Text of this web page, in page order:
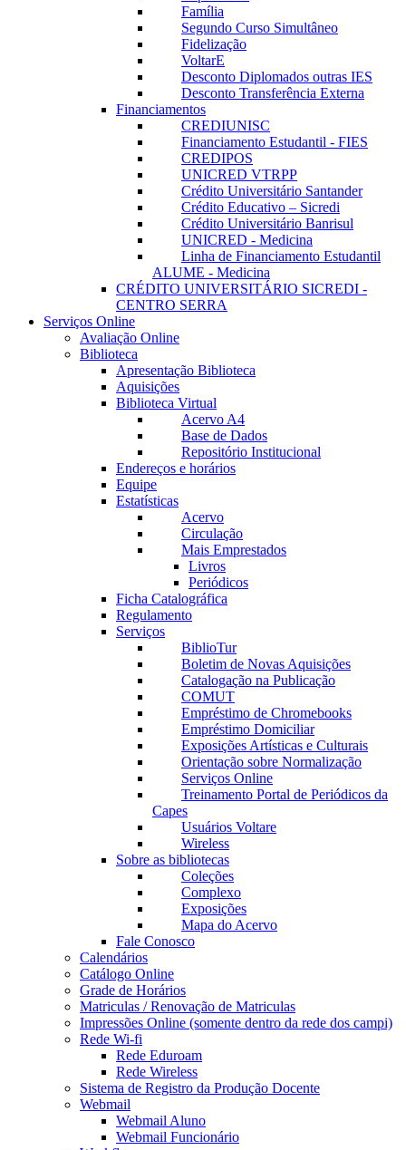
Família
Segundo Curso Simultâneo
Fidelização
VoltarE
Desconto Diplomados outras IES
Desconto Transferência Externa
Financiamentos
CREDIUNISC
Financiamento Estudantil - FIES
CREDIPOS
UNICRED VTRPP
Crédito Universitário Santander
Crédito Educativo – Sicredi
Crédito Universitário Banrisul
UNICRED - Medicina
Linha de Financiamento Estudantil
ALUME - Medicina
CRÉDITO UNIVERSITÁRIO SICREDI -
CENTRO SERRA
Serviços Online
Avaliação Online
Biblioteca
Apresentação Biblioteca
Aquisições
Biblioteca Virtual
Acervo A4
Base de Dados
Repositório Institucional
Endereços e horários
Equipe
Estatísticas
Acervo
Circulação
Mais Emprestados
Livros
Periódicos
Ficha Catalográfica
Regulamento
Serviços
BiblioTur
Boletim de Novas Aquisições
Catalogação na Publicação
COMUT
Empréstimo de Chromebooks
Empréstimo Domiciliar
Exposições Artísticas e Culturais
Orientação sobre Normalização
Serviços Online
Treinamento Portal de Periódicos da
Capes
Usuários Voltare
Wireless
Sobre as bibliotecas
Coleções
Complexo
Exposições
Mapa do Acervo
Fale Conosco
Calendários
Catálogo Online
Grade de Horários
Matriculas / Renovação de Matriculas
Impressões Online (somente dentro da rede dos campi)
Rede Wi-fi
Rede Eduroam
Rede Wireless
Sistema de Registro da Produção Docente
Webmail
Webmail Aluno
Webmail Funcionário